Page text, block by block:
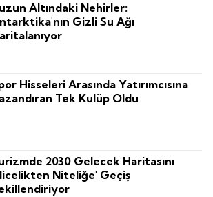
Altındaki Nehirler:
Gizli Su Ağı
Hisseleri Arasında Yatırımcısına
Tek Kulüp Oldu
2030 Gelecek Haritasını
Niteliğe' Geçiş